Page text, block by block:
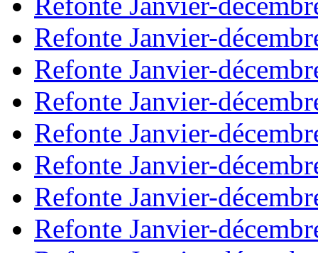
Refonte Janvier-
Refonte Janvier-
Refonte Janvier-
Refonte Janvier-
Refonte Janvier-
Refonte Janvier-
Refonte Janvier-